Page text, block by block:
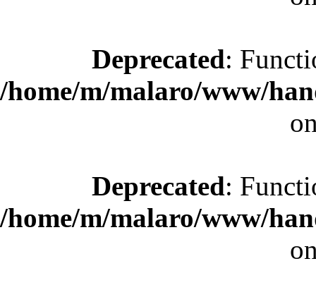
Deprecated:
/home/m/malaro/www/
Deprecated:
/home/m/malaro/www/